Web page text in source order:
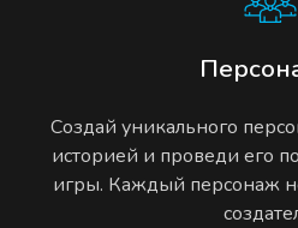
Создай уникального
историей и проведи его
игры. Каждый персонаж